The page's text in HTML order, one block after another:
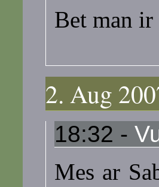
Bet man
2. Aug
18:32 -
Mes ar